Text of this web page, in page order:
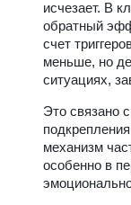
исчезает. В
обратный
счет
меньше, но
ситуациях,
Это связано
механизм
особенно в